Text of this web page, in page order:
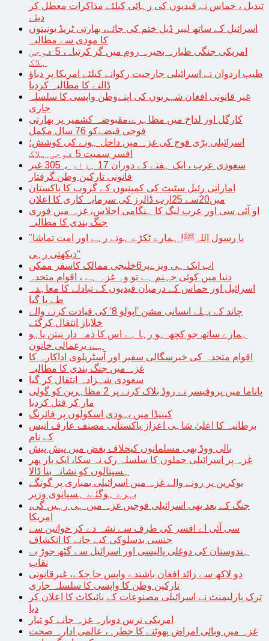
تبدیل ، حماس نے قیدیوں کی رہائی کیلئے مذاکرات معطل کر
دیئے
اسرائیل کے ساتھ لیبر ڈیل ختم کی جائے، بھارتی ٹریڈ یونینوں
کا مودی سے مطالبہ
امریکی جنگی طیارہ بحیرہ روم میں گر کرتباہ، 5 فوجی
ہلاک
طیب اردوان نے اسرائیلی جارحیت رکوانے کیلئے امریکا پر دباؤ
ڈالنے کا مطالبہ کردیا
غیر قانونی افغان شہریوں کی اپنےوطن واپسی کا سلسلہ
جاری
کارگل اور لداخ میں مظاہرے،مقبوضہ کشمیر پر بھارتی
فوجی قبضےکو 76 سال مکمل
اسرائیلی برّی فوج کی غزہ میں داخل ہونے کی کوشش؛
افسر سمیت 5 فوجی ہلاک
سعودی عرب ، ایک ہفتے کے دوران 17 ہزار ، 305 غیر
قانونی تارکین وطن گرفتار
اماراتی رئیل سٹیٹ کی کمپنیوں کے گروپ کا پاکستان
میں20سے 25ارب ڈالرز کی سرمایہ کاری کا اعلان
او آئی سی اور عرب لیگ کا ہنگامی اجلاس، غزہ میں فوری
جنگ بندی کا مطالبہ
’’یا رسول اللہﷺ! ہمارے ٹکڑے ہوتے رہے اور امت تماشا
دیکھتی رہی‘‘
اب ایک ہی ویزےپر6خلیجی ممالک کاسفر ممکن
دنیا میں کوئی جہنم ہے تو وہ غزہ ہے ، اقوام متحدہ
اسرائیل اور حماس کے درمیان قیدیوں کے تبادلے کا معاہدہ
طے پا گیا
چاند کے پہلے انسانی مشن ’اپولو 8‘ کی قیادت کرنے والے
خلاباز انتقال کرگئے
ہمارے ساتھ جو کچھ ہو رہا ہے اس کا ذمہ دار نیتن یاہو
ہے، یرغمالی خاتون
اقوام متحدہ کی خیرسگالی سفیر اور آسٹریلوی اداکارہ کا
غزہ میں جنگ بندی کا مطالبہ
سعودی شہزادہ انتقال کر گیا
پاناما میں پروفیسر نے روڈ بلاک کرنے پر 2 مظاہرین کو گولی
مار کر قتل کردیا
کینیڈا میں یہودی اسکولوں پر فائرنگ
برطانیہ کا اعلیٰ شاہی اعزاز پاکستانی مصنف عارف انیس
کے نام
بالی ووڈ بھی مسلمانوں کیخلاف بغض میں پیش پیش
غزہ پر اسرائیلی حملوں کا سلسلہ رک نہ سکا، ایک بار پھر
ہسپتالوں کو نشانہ بنا ڈالا
یوکرین پر رونے والے غزہ میں اسرائیلی بمباری پر گونگے
بہرے ہوگئے، ہسپانوی وزیر
جنگ کے بعد بھی اسرائیلی فوجیں غزہ میں ہی رہیں گی،
امریکا
سی آئی اے افسر کی طرف سے نشہ دے کر خواتین سے
جنسی بدسلوکی کیے جانے کا انکشاف
ہندوستان کی دوغلی پالیسی اور اسرائیل سے گٹھ جوڑ بے
نقاب
دو لاکھ سے زائد افغان باشندے واپس جا چکے، غیرقانونی
تارکین وطن کا واپسی کا سلسلہ جاری
ترک پارلیمنٹ نے اسرائیلی مصنوعات کے بائیکاٹ کا اعلان کر
دیا
امریکی نرس دوبارہ غزہ جانے کو تیار
غزہ میں وبائی امراض پھوٹنے کا خطرہ، عالمی ادارہ صحت